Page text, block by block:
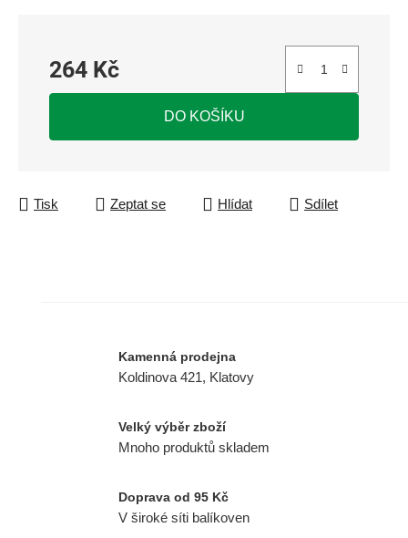
264 Kč
Měrná cena:
DO KOŠÍKU
Tisk Zeptat se Hlídat Sdílet
Kamenná prodejna
Koldinova 421, Klatovy
Velký výběr zboží
Mnoho produktů skladem
Doprava od 95 Kč
V široké síti balíkoven